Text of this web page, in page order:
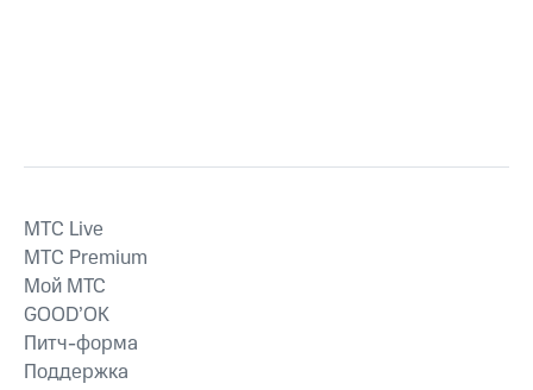
MTС Live
MTС Premium
Мой МТС
GOOD’OK
Питч-форма
Поддержка